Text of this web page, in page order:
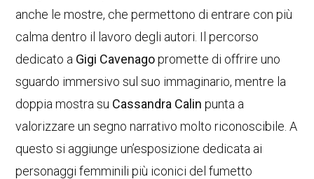
anche le mostre, che permettono di entrare con più
calma dentro il lavoro degli autori. Il percorso
dedicato a Gigi Cavenagopromette di offrire uno
sguardo immersivo sul suo immaginario, mentre la
doppia mostra su Cassandra Calin punta a
valorizzare un segno narrativo molto riconoscibile. A
questo si aggiunge un’esposizione dedicata ai
personaggi femminili più iconici del fumetto